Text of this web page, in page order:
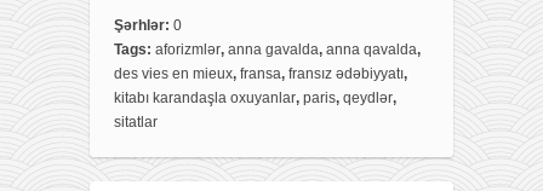
e
b
o
o
t
e
r
e
Şərhlər: 0
Tags: aforizmlər, anna gavalda, anna qavalda,
des vies en mieux, fransa, fransız ədəbiyyatı,
kitabı karandaşla oxuyanlar, paris, qeydlər,
sitatlar